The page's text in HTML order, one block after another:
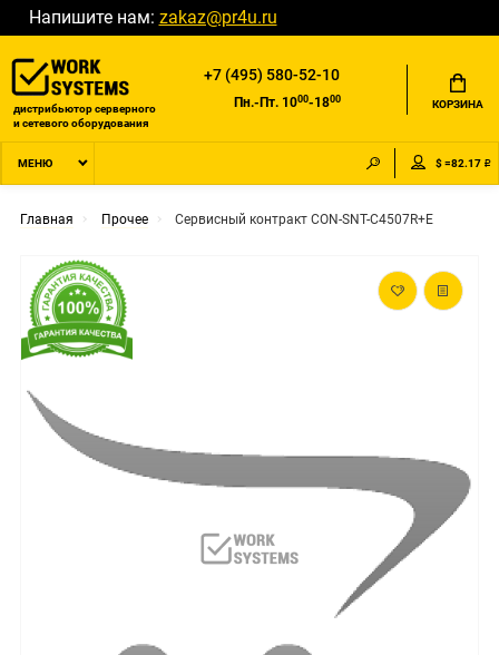
Напишите нам: zakaz@pr4u.ru
дистрибьютор серверного
и сетевого оборудования
+7 (495) 580-52-10
Пн.-Пт. 1000-1800 КОРЗИНА
МЕНЮ $ =82.17 ₽
Главная Прочее Сервисный контракт CON-SNT-C4507R+E